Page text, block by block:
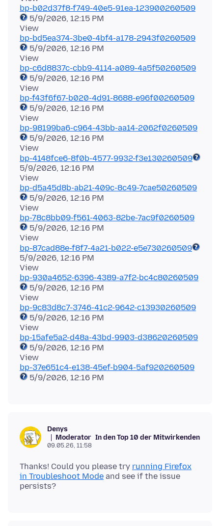
bp-b02d37f8-f749-40e5-91ea-123900260509
5/9/2026, 12:15 PM
bp-bd5ea374-3be0-4bf4-a178-2943f0260509
5/9/2026, 12:16 PM
bp-c6d8837c-cbb9-4114-a089-4a5f50260509
5/9/2026, 12:16 PM
bp-f43f6f67-b020-4d91-8688-e96f00260509
5/9/2026, 12:16 PM
bp-98199ba6-c964-43bb-aa14-2062f0260509
5/9/2026, 12:16 PM
bp-4148fce6-8f0b-4577-9932-f3e130260509
5/9/2026, 12:16 PM
bp-d5a45d8b-ab21-409c-8c49-7cae50260509
5/9/2026, 12:16 PM
bp-78c8bb09-f561-4063-82be-7ac9f0260509
5/9/2026, 12:16 PM
bp-87cad88e-f8f7-4a21-b022-e5e730260509
5/9/2026, 12:16 PM
bp-930a4652-6396-4389-a7f2-bc4c80260509
5/9/2026, 12:16 PM
bp-9c83d8c7-3746-41c2-9642-c13930260509
5/9/2026, 12:16 PM
bp-15afe5a2-d48a-43bd-9903-d38620260509
5/9/2026, 12:16 PM
bp-37e651c4-e138-45ef-b904-5af920260509
Denys
Moderator In den Top 10 der Mitwirkenden
09.05.26, 11:58
Thanks! Could you please try running Firefox
in Troubleshoot Mode and see if the issue